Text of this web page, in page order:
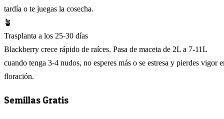
tardía o te juegas la cosecha.
🪴
Trasplanta a los 25-30 días
Blackberry crece rápido de raíces. Pasa de maceta de 2L a 7-11L
cuando tenga 3-4 nudos, no esperes más o se estresa y pierdes vigor
floración.
Semillas Gratis